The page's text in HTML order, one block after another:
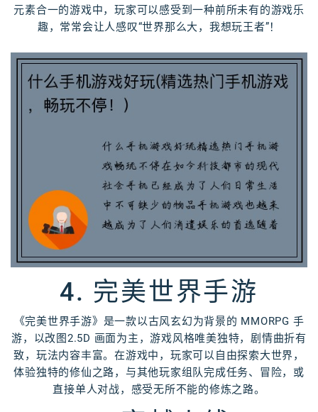
元素合一的游戏中，玩家可以感受到一种前所未有的游戏乐
趣，常常会让人感叹“世界那么大，我想玩王者”！
4. 完美世界手游
《完美世界手游》是一款以古风玄幻为背景的 MMORPG 手
游，以改图2.5D 画面为主，游戏风格唯美独特，剧情曲折有
致，玩法内容丰富。在游戏中，玩家可以自由探索大世界，
体验独特的修仙之路，与其他玩家组队完成任务、冒险，或
直接单人对战，感受无所不能的修炼之路。